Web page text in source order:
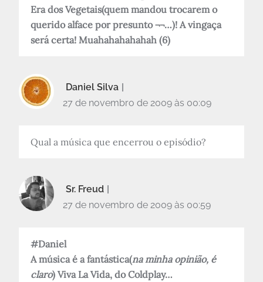
Era dos Vegetais(quem mandou trocarem o
querido alface por presunto ¬¬…)! A vingaça
será certa! Muahahahahahah (6)
Daniel Silva
27 de novembro de 2009 às 00:09
Qual a música que encerrou o episódio?
Sr. Freud
27 de novembro de 2009 às 00:59
#Daniel
A música é a fantástica(na minha opinião, é
claro) Viva La Vida, do Coldplay…